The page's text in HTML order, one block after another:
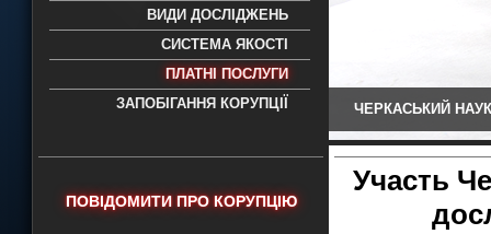
науково-дослідний експертно-
- проведення всих видів судових
експертиз
ВИДИ ДОСЛІДЖЕНЬ
СИСТЕМА ЯКОСТІ
ПЛАТНІ ПОСЛУГИ
ЗАПОБІГАННЯ КОРУПЦІЇ
ЧЕРКАСЬКИЙ
ПОВІДОМИТИ ПРО КОРУПЦІЮ
Участь